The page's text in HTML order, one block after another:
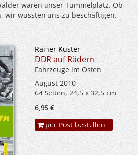
waren unser Tummelplatz. Ob
wir wussten uns zu beschäftigen.
Rainer Küster
DDR auf Rädern
Fahrzeuge im Osten
August 2010
64 Seiten, 24,5 x 32,5 cm
6,95 €
per Post bestellen